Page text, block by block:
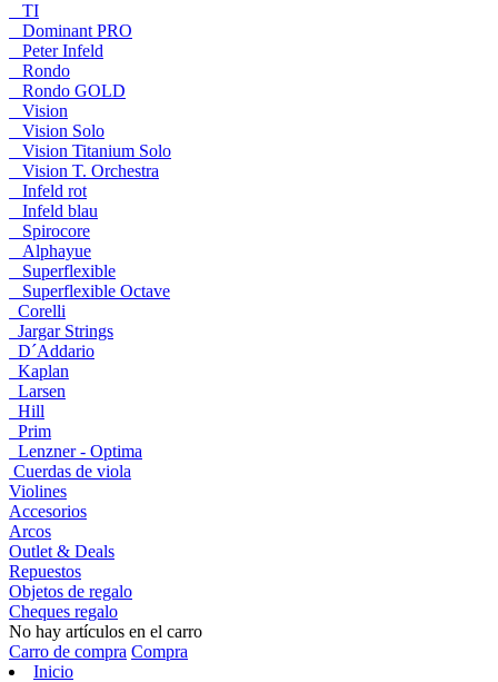
TI
Dominant PRO
Peter Infeld
Rondo
Rondo GOLD
Vision
Vision Solo
Vision Titanium Solo
Vision T. Orchestra
Infeld rot
Infeld blau
Spirocore
Alphayue
Superflexible
Superflexible Octave
Corelli
Jargar Strings
D´Addario
Kaplan
Larsen
Hill
Prim
Lenzner - Optima
Cuerdas de viola
Violines
Accesorios
Arcos
Outlet & Deals
Repuestos
Objetos de regalo
Cheques regalo
No hay artículos en el carro
Carro de compra Compra
Inicio